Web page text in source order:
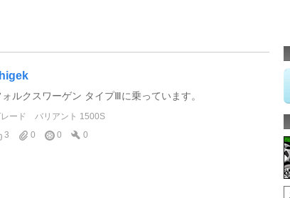
ォルクスワーゲン タイプⅢに乗っています。
ード
バリアント 1500S
3
0 0 0